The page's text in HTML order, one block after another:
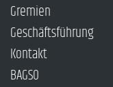
Gremien
Geschäftsführung
Kontakt
BAGSO